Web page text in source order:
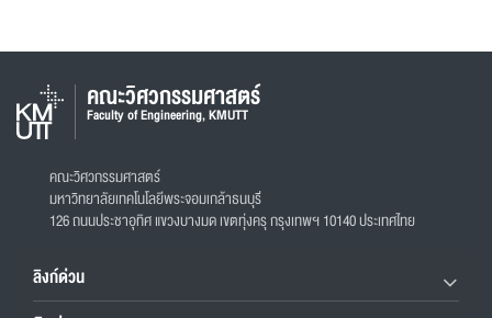
คณะวิศวกรรมศาสตร์
Faculty of Engineering, KMUTT
คณะวิศวกรรมศาสตร์
มหาวิทยาลัยเทคโนโลยีพระจอมเกล้าธนบุรี
126 ถนนประชาอุทิศ แขวงบางมด เขตทุ่งครุ กรุงเทพฯ 10140 ประเทศไทย
ลิงก์ด่วน